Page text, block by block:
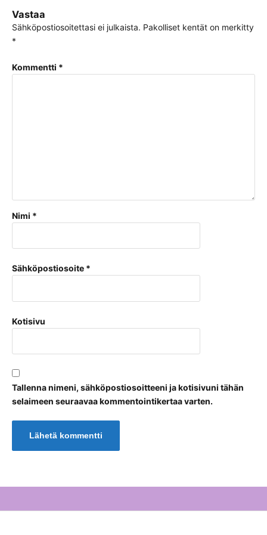
Vastaa
Sähköpostiosoitettasi ei julkaista. Pakolliset kentät on merkitty
*
Kommentti *
Nimi *
Sähköpostiosoite *
Kotisivu
Tallenna nimeni, sähköpostiosoitteeni ja kotisivuni tähän
selaimeen seuraavaa kommentointikertaa varten.